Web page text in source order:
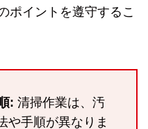
ポイントを遵守するこ
: 清掃作業は、汚
や手順が異なりま